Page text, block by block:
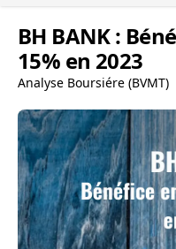
BH BANK :
15% en 2023
Analyse Boursiére (BVMT)